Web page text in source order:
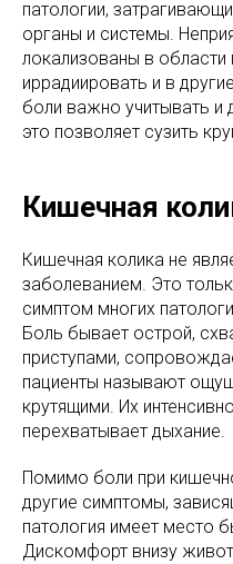
патологии,
органы и системы.
локализованы в
иррадиировать и в
боли важно учитывать и
это позволяет сузить
Кишечная
Кишечная колика не
заболеванием. Это
симптом многих
Боль бывает острой,
приступами,
пациенты называют
крутящими. Их
перехватывает дыхание.
Помимо боли при
другие симптомы,
патология имеет место
Дискомфорт внизу